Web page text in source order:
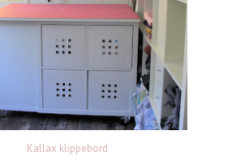
Kallax klippebord